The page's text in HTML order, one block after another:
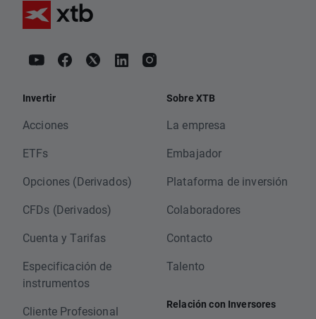
Invertir
Acciones
ETFs
Opciones (Derivados)
CFDs (Derivados)
Cuenta y Tarifas
Especificación de
instrumentos
Cliente Profesional
Sobre XTB
La empresa
Embajador
Plataforma de inversión
Colaboradores
Contacto
Talento
Relación con Inversores